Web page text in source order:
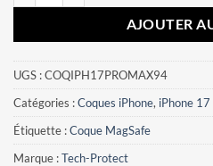
AJOUTER
UGS :COQIPH17PROMAX94
Catégories :Coques iPhone, iPhone
Étiquette :Coque MagSafe
Marque :Tech-Protect